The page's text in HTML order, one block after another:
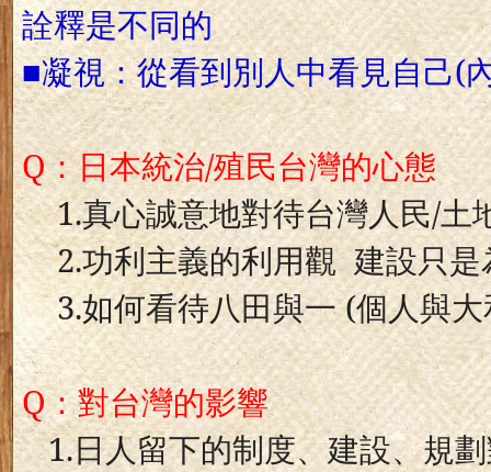
詮釋是不同的
■凝視：從看到別人中看見自己(
Q：日本統治/殖民台灣的心態
1.真心誠意地對待台灣人民/土
2.功利主義的利用觀 建設只
3.如何看待八田與一(個人與
Q：對台灣的影響
1.日人留下的制度、建設、規